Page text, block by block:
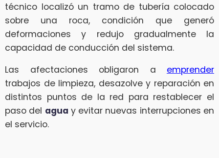
técnico localizó un tramo de tubería colocado
sobre una roca, condición que generó
deformaciones y redujo gradualmente la
capacidad de conducción del sistema.
Las afectaciones obligaron a emprender
trabajos de limpieza, desazolve y reparación en
distintos puntos de la red para restablecer el
paso del agua y evitar nuevas interrupciones en
el servicio.